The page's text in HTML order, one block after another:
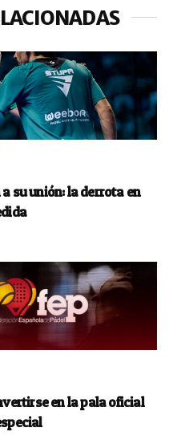
su unión: la derrota en
en la pala oficial